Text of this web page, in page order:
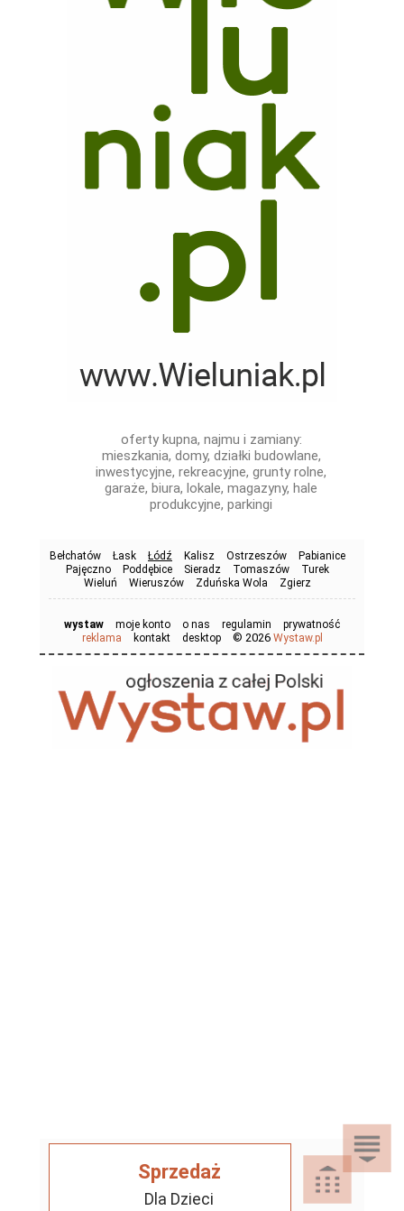
oferty kupna, najmu i zamiany:
mieszkania, domy, działki budowlane,
inwestycyjne, rekreacyjne, grunty rolne,
garaże, biura, lokale, magazyny, hale
produkcyjne, parkingi
Bełchatów Łask Łódź Kalisz Ostrzeszów
Pabianice
Pajęczno
Poddębice Sieradz Tomaszów
Turek
Wieluń
Wieruszów Zduńska Wola Zgierz
wystaw moje konto o nas regulamin
prywatność
reklama
kontakt desktop © 2026 Wystaw.pl
Sprzedaż
Dla Dzieci